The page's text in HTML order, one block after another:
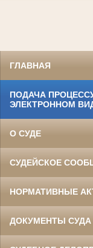
ГЛАВНАЯ
ПОДАЧА
ЭЛЕКТРОННОМ
О СУДЕ
СУДЕЙСКОЕ
НОРМАТИВНЫЕ
ДОКУМЕНТЫ СУДА